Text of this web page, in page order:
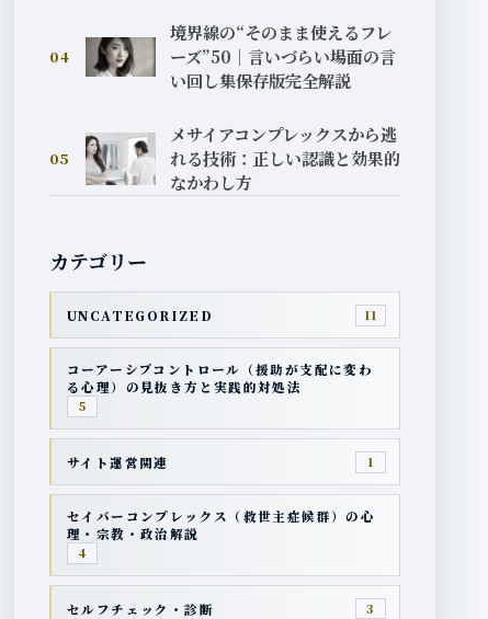
04
境界線の“そのまま使えるフレ
ーズ”50｜言いづらい場面の言
い回し集保存版完全解説
05
メサイアコンプレックスから逃
れる技術：正しい認識と効果的
なかわし方
カテゴリー
UNCATEGORIZED 11
コーアーシブコントロール（援助が支配に変わ
る心理）の見抜き方と実践的対処法
5
サイト運営関連 1
セイバーコンプレックス（救世主症候群）の心
理・宗教・政治解説
4
セルフチェック・診断 3